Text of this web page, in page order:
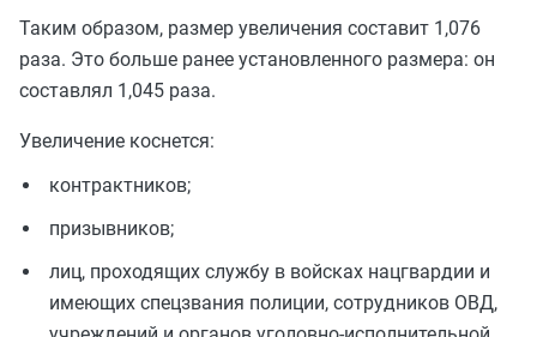
Таким образом, размер увеличения составит 1,076
раза. Это больше ранее установленного размера: он
составлял 1,045 раза.
Увеличение коснется:
контрактников;
призывников;
лиц, проходящих службу в войсках нацгвардии и
имеющих спецзвания полиции, сотрудников ОВД,